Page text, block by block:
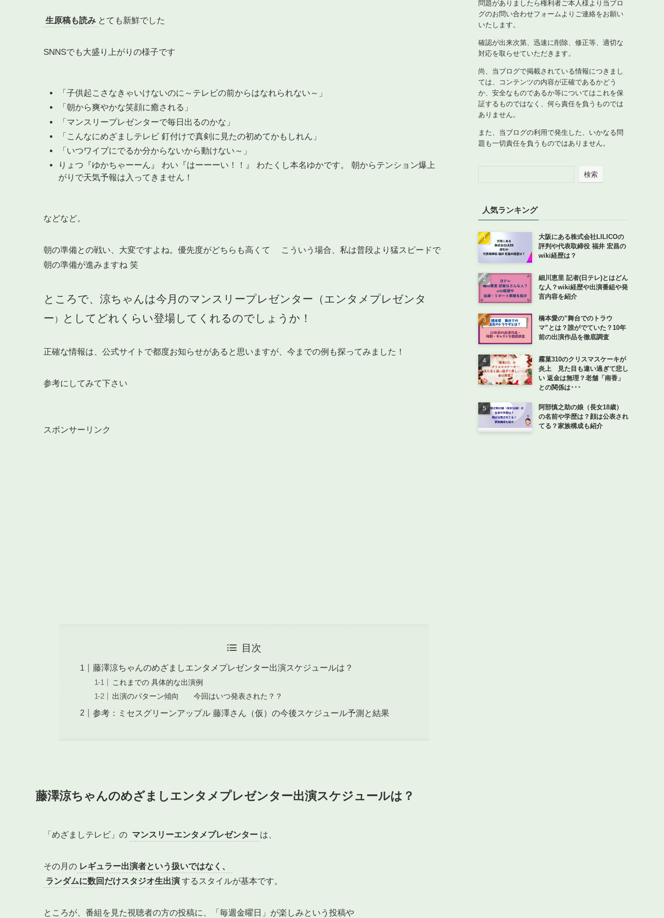
生原稿も読み とても新鮮でした
SNNSでも大盛り上がりの様子です
「子供起こさなきゃいけないのに～テレビの前からはなれられない～」
「朝から爽やかな笑顔に癒される」
「マンスリープレゼンターで毎日出るのかな」
「こんなにめざましテレビ 釘付けで真剣に見たの初めてかもしれん」
「いつワイプにでるか分からないから動けない～」
りょつ『ゆかちゃーーん』 わい『はーーーい！！』 わたくし本名ゆかです。 朝からテンション爆上
がりで天気予報は入ってきません！
などなど。
朝の準備との戦い、大変ですよね。優先度がどちらも高くて こういう場合、私は普段より猛スピードで
朝の準備が進みますね 笑
ところで、涼ちゃんは今月のマンスリープレゼンター（エンタメプレゼンタ
ー ） としてどれくらい登場してくれるのでしょうか！
正確な情報は、公式サイトで都度お知らせがあると思いますが、今までの例も探ってみました！
参考にしてみて下さい
スポンサーリンク
目次
藤澤涼ちゃんのめざましエンタメプレゼンター出演スケジュールは？
これまでの 具体的な出演例
出演のパターン傾向 今回はいつ発表された？？
参考：ミセスグリーンアップル 藤澤さん（仮）の今後スケジュール予測と結果
藤澤涼ちゃんのめざましエンタメプレゼンター出演スケジュールは？
「めざましテレビ」の マンスリーエンタメプレゼンター は、
その月の レギュラー出演者という扱いではなく、
ランダムに数回だけスタジオ生出演 するスタイルが基本です。
ところが、番組を見た視聴者の方の投稿に、「毎週金曜日」が楽しみという投稿や
問題がありましたら権利者ご本人様より当ブロ
グのお問い合わせフォームよりご連絡をお願い
いたします。
確認が出来次第、迅速に削除、修正等、適切な
対応を取らせていただきます。
尚、当ブログで掲載されている情報につきまし
ては、コンテンツの内容が正確であるかどう
か、安全なものであるか等についてはこれを保
証するものではなく、何ら責任を負うものでは
ありません。
また、当ブログの利用で発生した、いかなる問
題も一切責任を負うものではありません。
検索
人気ランキング
大阪にある株式会社LILICOの
評判や代表取締役 福井 宏昌の
wiki経歴は？
細川恵里 記者(日テレ)とはどん
な人？wiki経歴や出演番組や発
言内容を紹介
橋本愛の”舞台でのトラウ
マ”とは？誰がでていた？10年
前の出演作品を徹底調査
霧菓310のクリスマスケーキが
炎上 見た目も違い過ぎて悲し
い 返金は無理？老舗「南香」
との関係は･･･
阿部慎之助の娘（長女18歳）
の名前や学歴は？顔は公表され
てる？家族構成も紹介